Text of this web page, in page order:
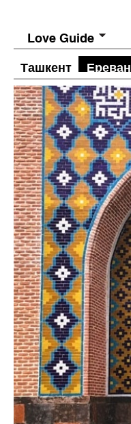
Love Guide
Ташкент Ереван